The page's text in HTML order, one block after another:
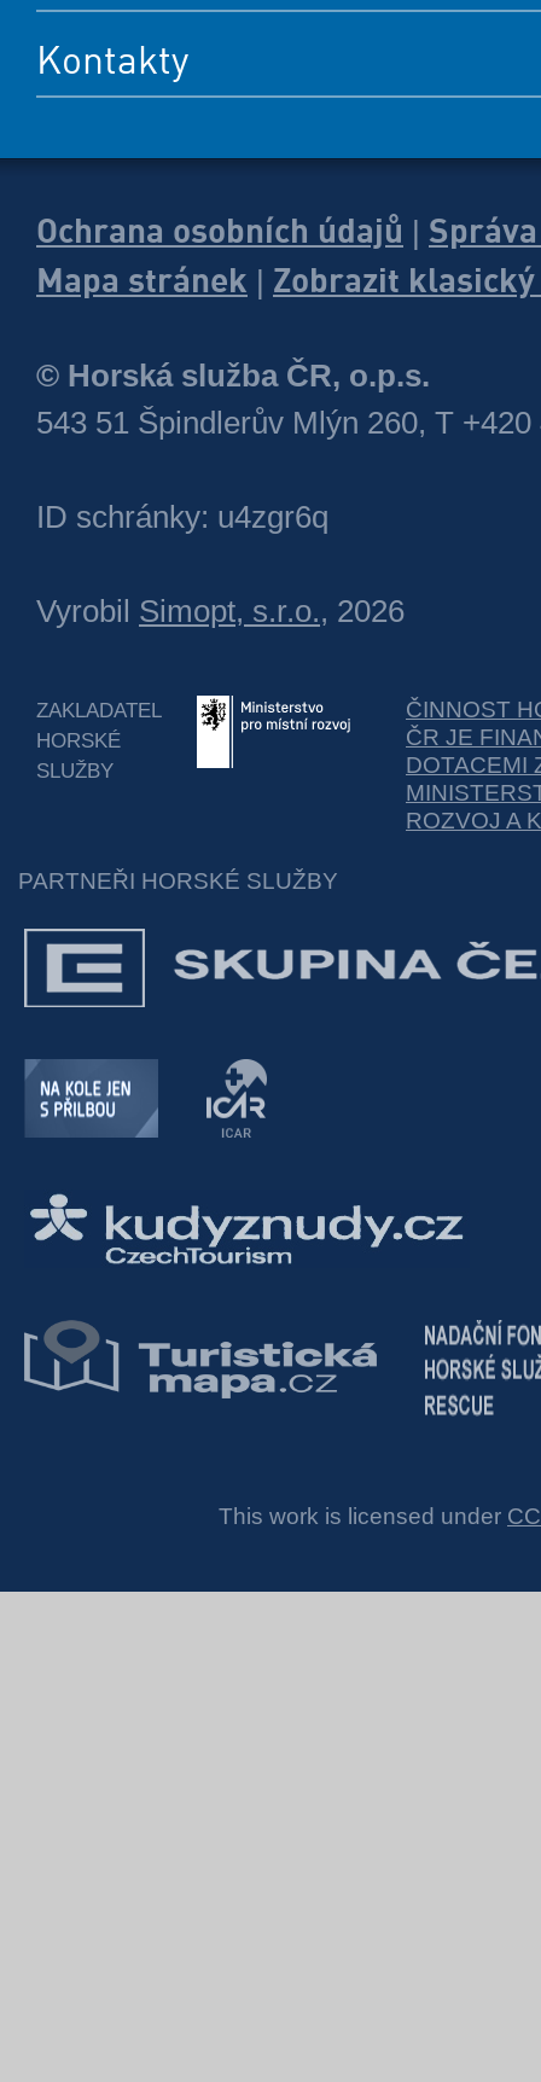
Kontakty
Ochrana osobních údajů
Mapa stránek
Zobrazit
© Horská služba ČR, o.p.s.
543 51 Špindlerův Mlýn 260, T +420
ID schránky: u4zgr6q
Vyrobil Simopt, s.r.o., 2026
ZAKLADATEL
HORSKÉ
SLUŽBY
ČINNOST
ČR JE
DOTACEMI
ROZVOJ A
PARTNEŘI HORSKÉ SLUŽBY
This work is licensed under